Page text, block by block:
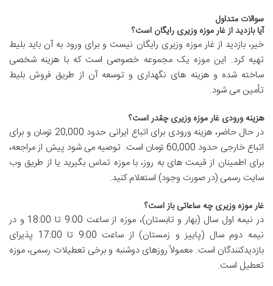
سوالات متداول
آیا بازدید از غار موزه وزیری رایگان است؟
خیر، بازدید از غار موزه وزیری رایگان نیست و برای ورود به آن باید بلیط
تهیه کرد. این موزه یک مجموعه خصوصی است که با هزینه شخصی
ساخته شده و هزینه های نگهداری و توسعه آن از طریق فروش بلیط
تأمین می شود.
هزینه ورودی غار موزه وزیری چقدر است؟
در حال حاضر، هزینه ورودی برای اتباع ایرانی حدود 20,000 تومان و برای
اتباع خارجی حدود 60,000 تومان است. توصیه می شود پیش از مراجعه،
برای اطمینان از قیمت های به روز، با موزه تماس بگیرید یا از طریق وب
سایت رسمی (در صورت وجود) استعلام کنید.
غار موزه وزیری چه ساعاتی باز است؟
در نیمه اول سال (بهار و تابستان)، موزه از ساعت 9:00 تا 18:00 و در
نیمه دوم سال (پاییز و زمستان) از ساعت 9:00 تا 17:00 پذیرای
بازدیدکنندگان است. معمولاً روزهای دوشنبه و برخی تعطیلات رسمی، موزه
تعطیل است.